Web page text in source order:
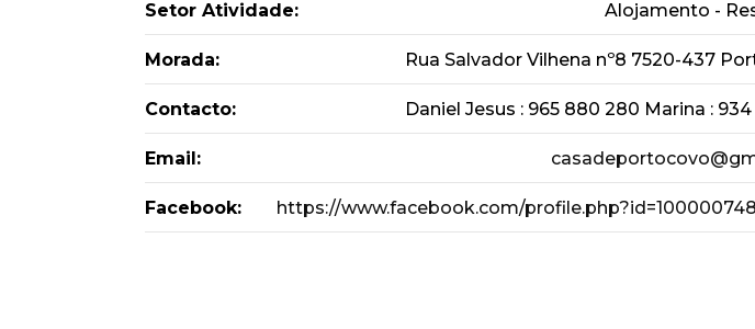
Setor Atividade: Alojamento -
Morada: Rua Salvador Vilhena nº8 7520-437
Contacto: Daniel Jesus : 965 880 280 Marina : 934
Email:
Facebook: https://www.facebook.com/